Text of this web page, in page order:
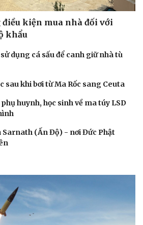
kiện mua nhà đối với
khẩu
dụng cá sấu để canh giữ nhà tù
sau khi bơi từ Ma Rốc sang Ceuta
huynh, học sinh về ma túy LSD
Sarnath (Ấn Độ) - nơi Đức Phật